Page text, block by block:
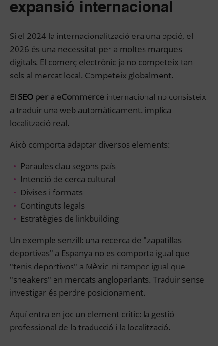
expansió internacional
Si el 2024 la internacionalització era una opció, el
2026 és una necessitat per a moltes marques
digitals. El comerç electrònic ja no competeix tan
sols al mercat local. Competeix globalment.
El SEO per a eCommerce internacional no consisteix
a traduir una web automàticament. implica
localització real.
Això comporta adaptar diversos elements:
Paraules clau segons país
Intenció de cerca cultural
Divises i formats
Continguts legals
Estratègies de linkbuilding
Un exemple senzill: una recerca de "zapatillas
deportivas" a Espanya no es comporta igual que
"tenis deportivos" a Mèxic, ni tampoc igual que
"sneakers" en mercats angloparlants. Traduir sense
investigar és perdre posicionament.
Aquí entra en joc un element crític: la gestió
professional de la traducció i la localització.